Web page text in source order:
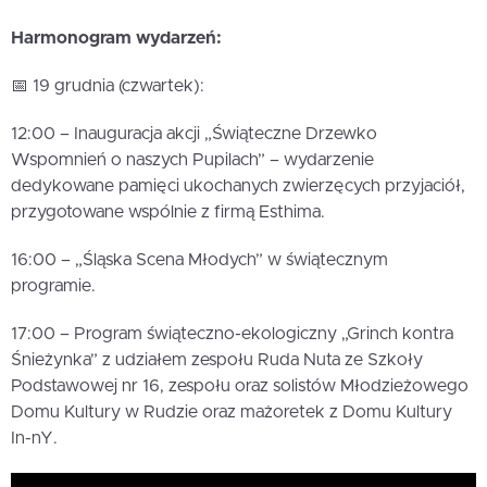
Harmonogram wydarzeń:
📅 19 grudnia (czwartek):
12:00 – Inauguracja akcji „Świąteczne Drzewko
Wspomnień o naszych Pupilach” – wydarzenie
dedykowane pamięci ukochanych zwierzęcych przyjaciół,
przygotowane wspólnie z firmą Esthima.
16:00 – „Śląska Scena Młodych” w świątecznym
programie.
17:00 – Program świąteczno-ekologiczny „Grinch kontra
Śnieżynka” z udziałem zespołu Ruda Nuta ze Szkoły
Podstawowej nr 16, zespołu oraz solistów Młodzieżowego
Domu Kultury w Rudzie oraz mażoretek z Domu Kultury
In-nY.